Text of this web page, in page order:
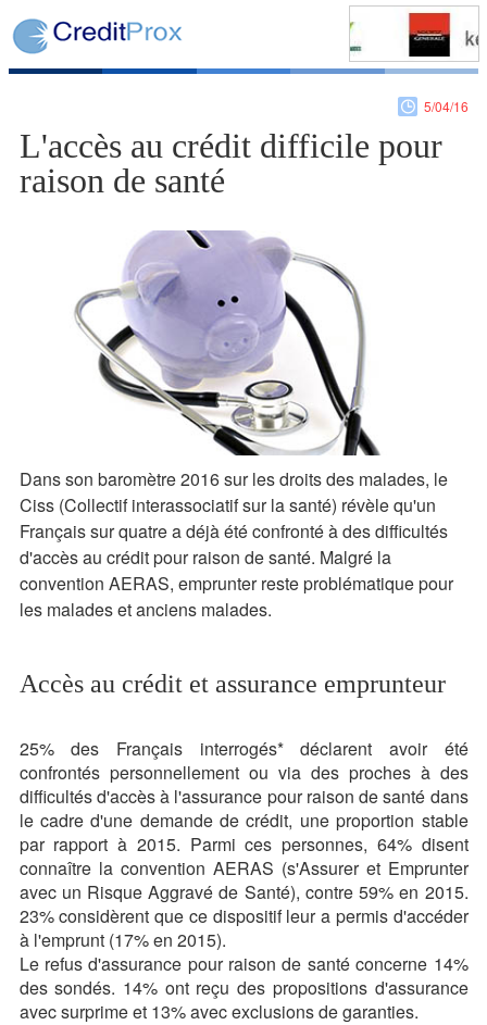
5/04/16
L'accès au crédit difficile pour
raison de santé
Dans son baromètre 2016 sur les droits des malades, le
Ciss (Collectif interassociatif sur la santé) révèle qu'un
Français sur quatre a déjà été confronté à des difficultés
d'accès au crédit pour raison de santé. Malgré la
convention AERAS, emprunter reste problématique pour
les malades et anciens malades.
Accès au crédit et assurance emprunteur
25% des Français interrogés* déclarent avoir été
confrontés personnellement ou via des proches à des
difficultés d'accès à l'assurance pour raison de santé dans
le cadre d'une demande de crédit, une proportion stable
par rapport à 2015. Parmi ces personnes, 64% disent
connaître la convention AERAS (s'Assurer et Emprunter
avec un Risque Aggravé de Santé), contre 59% en 2015.
23% considèrent que ce dispositif leur a permis d'accéder
à l'emprunt (17% en 2015).
Le refus d'assurance pour raison de santé concerne 14%
des sondés. 14% ont reçu des propositions d'assurance
avec surprime et 13% avec exclusions de garanties.